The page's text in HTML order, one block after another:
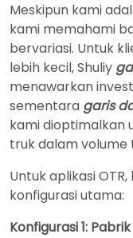
Meskipun kami
kami memahami
bervariasi. Untuk
lebih kecil, Shuliy
menawarkan
sementara garis
kami dioptimalkan
truk dalam volume
Untuk aplikasi
konfigurasi utama:
Konfigurasi 1: